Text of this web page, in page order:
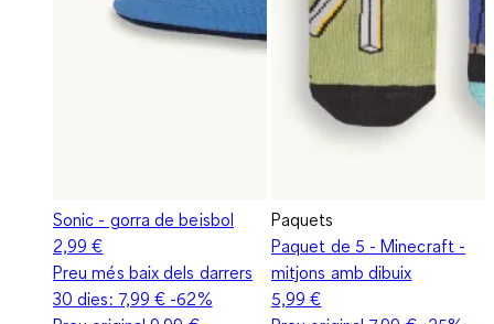
Sonic - gorra de beisbol
2,99 €
Preu més baix dels darrers
30 dies: 7,99 € -62%
Paquets
Paquet de 5 - Minecraft -
mitjons amb dibuix
5,99 €